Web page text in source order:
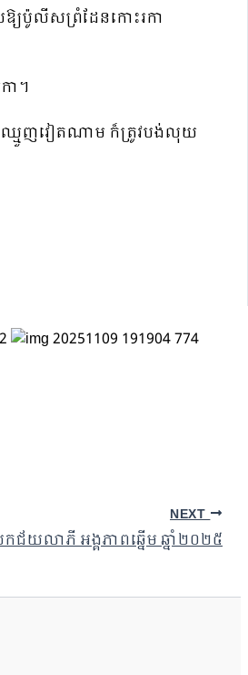
យប៉ូលីសព្រំដែនកោះរកា
ា។
ឱ្យឈ្មួញវៀតណាម ក៏ត្រូវបង់លុយ
NEXT
យលាភី អង្គភាពឆ្នើម ឆ្នាំ២០២៥